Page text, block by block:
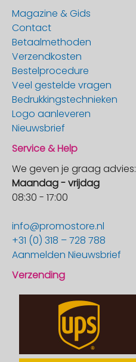
Magazine & Gids
Contact
Betaalmethoden
Verzendkosten
Bestelprocedure
Veel gestelde vragen
Bedrukkingstechnieken
Logo aanleveren
Nieuwsbrief
Service & Help
We geven je graag advies:
Maandag - vrijdag
08:30 - 17:00
info@promostore.nl
+31 (0) 318 – 728 788
Aanmelden Nieuwsbrief
Verzending